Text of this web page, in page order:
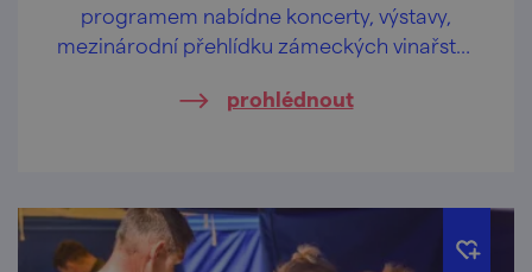
programem nabídne koncerty, výstavy,
mezinárodní přehlídku zámeckých vinařství,
prohlédnout